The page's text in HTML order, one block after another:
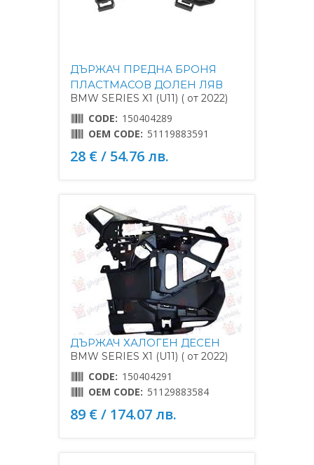
ДЪРЖАЧ ПРЕДНА БРОНЯ
ПЛАСТМАСОВ ДОЛЕН ЛЯВ
BMW SERIES X1 (U11) ( от 2022)
CODE: 150404289
OEM CODE: 51119883591
28 € / 54.76 лв.
ДЪРЖАЧ ХАЛОГЕН ДЕСЕН
BMW SERIES X1 (U11) ( от 2022)
CODE: 150404291
OEM CODE: 51129883584
89 € / 174.07 лв.